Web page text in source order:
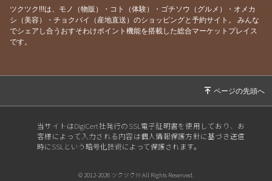
2026/03/18 【桜木鍼灸治療院】料金改定のお知らせ
2026/03/15 「体は食べたものでできている」その“作る
2025/12/17 年末年始前のメンテナンスいかがですか？
らせ
ツクツク!!!は、モノ（物販）・コト（体験）・ゴチソウ（グルメ）・オメカ
シ（美容）・チョクバイ（産地直送）のショッピングと予約サイト。
みんな
でシェアし合うおすそわけポイント機能を搭載した総合マーケットプレイス
です。
当サイトはDigiCert社発行のSSL電子証明書を使用しており、お
客様によって入力される内容は個人情報保護方針に基づき送信
時にSSLという暗号化技術によって保護されます。
© 2012-2026 ツクツク!!! All Rights Reserved.